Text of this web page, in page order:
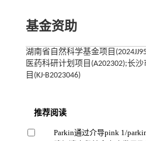
基金资助
湖南省自然科学基金项目
医药科研计划项目(A202302);长
目(KJ-B2023046)